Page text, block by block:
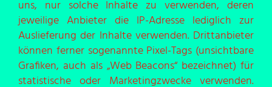
uns, nur solche Inhalte zu verwenden, deren
jeweilige Anbieter die IP-Adresse lediglich zur
Auslieferung der Inhalte verwenden. Drittanbieter
können ferner sogenannte Pixel-Tags (unsichtbare
Grafiken, auch als „Web Beacons“ bezeichnet) für
statistische oder Marketingzwecke verwenden.